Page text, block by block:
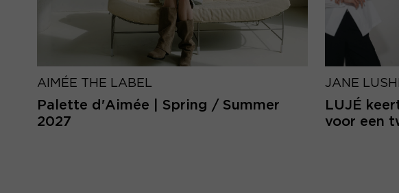
AIMÉE THE LABEL
Palette d'Aimée | Spring / Summer
2027
JANE
LUJÉ
voor een